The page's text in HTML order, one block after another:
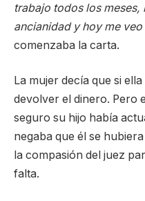
trabajo todos los meses,
ancianidad y hoy me
comenzaba la carta.
La mujer decía que si
devolver el dinero. Pero
seguro su hijo había
negaba que él se
la compasión del juez
falta.